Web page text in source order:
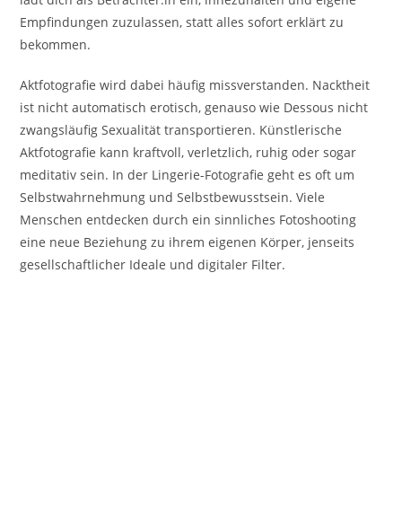
Empfindungen zuzulassen, statt alles sofort erklärt zu
bekommen.
Aktfotografie wird dabei häufig missverstanden. Nacktheit
ist nicht automatisch erotisch, genauso wie Dessous nicht
zwangsläufig Sexualität transportieren. Künstlerische
Aktfotografie kann kraftvoll, verletzlich, ruhig oder sogar
meditativ sein. In der Lingerie-Fotografie geht es oft um
Selbstwahrnehmung und Selbstbewusstsein. Viele
Menschen entdecken durch ein sinnliches Fotoshooting
eine neue Beziehung zu ihrem eigenen Körper, jenseits
gesellschaftlicher Ideale und digitaler Filter.